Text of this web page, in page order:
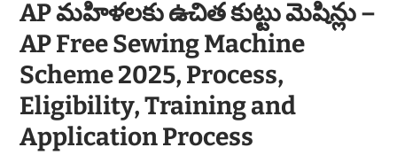
AP మహిళలకు ఉచిత కుట్టు మెషిన్లు –
AP Free Sewing Machine
Scheme 2025, Process,
Eligibility, Training and
Application Process